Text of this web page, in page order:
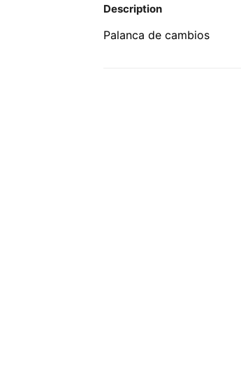
Description
Palanca de cambios